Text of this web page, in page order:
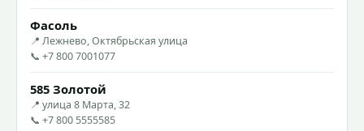
Фасоль
📍 Лежнево, Октябрьская улица
📞 +7 800 7001077
585 Золотой
📍 улица 8 Марта, 32
📞 +7 800 5555585